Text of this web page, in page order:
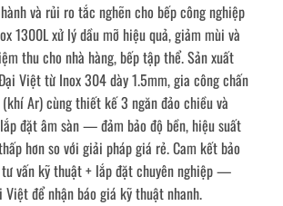
và rủi ro tắc nghẽn cho bếp công nghiệp
1300L xử lý dầu mỡ hiệu quả, giảm mùi và
thu cho nhà hàng, bếp tập thể. Sản xuất
Việt từ Inox 304 dày 1.5mm, gia công chấn
(khí Ar) cùng thiết kế 3 ngăn đảo chiều và
đặt âm sàn — đảm bảo độ bền, hiệu suất
hơn so với giải pháp giá rẻ. Cam kết bảo
tư vấn kỹ thuật + lắp đặt chuyên nghiệp —
để nhận báo giá kỹ thuật nhanh.